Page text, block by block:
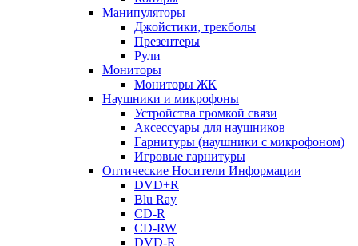
Манипуляторы
Джойстики, трекболы
Презентеры
Рули
Мониторы
Мониторы ЖК
Наушники и микрофоны
Устройства громкой связи
Аксессуары для наушников
Гарнитуры (наушники с микрофоном)
Игровые гарнитуры
Оптические Носители Информации
DVD+R
Blu Ray
CD-R
CD-RW
DVD-R